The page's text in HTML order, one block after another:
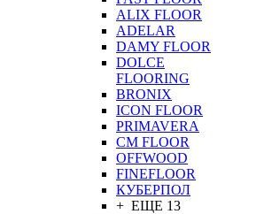
ALIX FLOOR
ADELAR
DAMY FLOOR
DOLCE
FLOORING
BRONIX
ICON FLOOR
PRIMAVERA
CM FLOOR
OFFWOOD
FINEFLOOR
КУБЕРПОЛ
+ ЕЩЕ 13